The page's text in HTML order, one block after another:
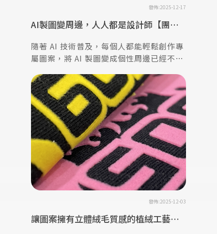
發佈:2025-12-17
AI製圖變周邊，人人都是設計師【團體
隨著 AI 技術普及，每個人都能輕鬆創作專
屬圖案，將 AI 製圖變成個性周邊已經不再
計，或是 AI 生成的創意圖案，轉化成 T
shirt、帆布袋、馬克杯、抱枕或手機
發佈:2025-12-03
讓圖案擁有立體絨毛質感的植絨工藝